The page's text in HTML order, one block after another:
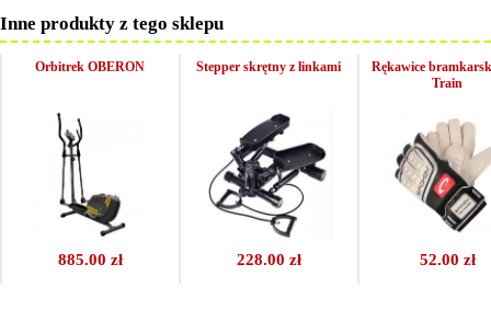
Inne produkty z tego sklepu
885.00 zł
Orbitrek OBERON
228.00 zł
Stepper skrętny z linkami
52.00 zł
Rękawice
Train